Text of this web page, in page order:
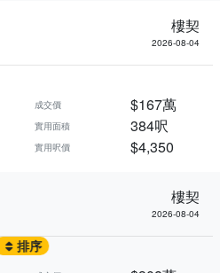
樓契
2026-08-04
成交價 $167萬
實用面積 384呎
實用呎價 $4,350
樓契
2026-08-04
排序